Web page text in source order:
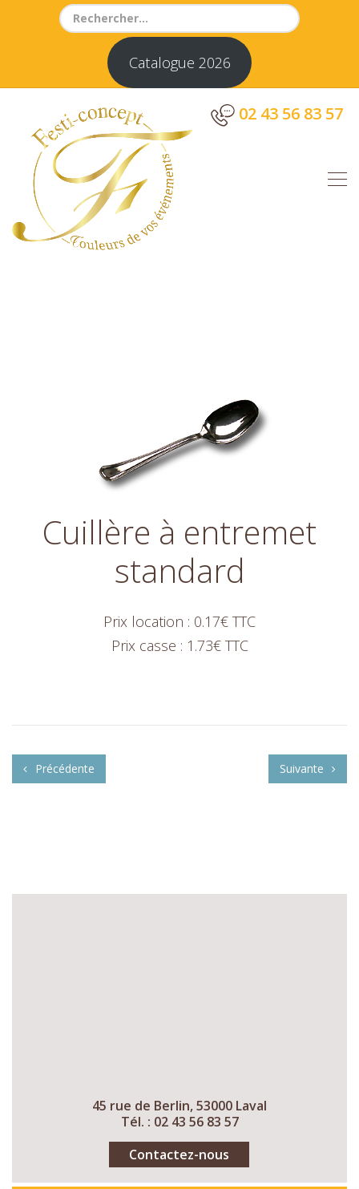
Search
Catalogue 2026
02 43 56 83 57
Cuillère à entremet
standard
Prix location : 0.17€ TTC
Prix casse : 1.73€ TTC
Précédente Suivante
45 rue de Berlin, 53000 Laval
Tél. : 02 43 56 83 57
Contactez-nous